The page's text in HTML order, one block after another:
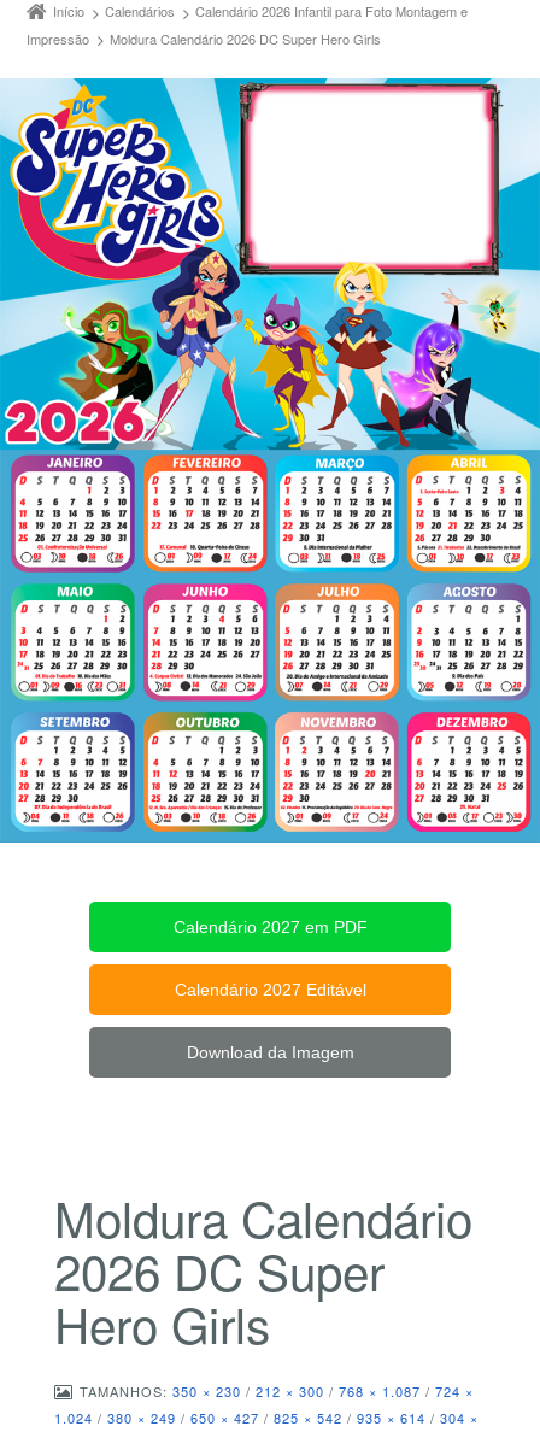
Início Calendários
Calendário 2026 Infantil para Foto Montagem e
Impressão
Moldura Calendário 2026 DC Super Hero Girls
Calendário 2027 em PDF
Calendário 2027 Editável
Download da Imagem
Moldura Calendário
2026 DC Super
Hero Girls
TAMANHOS: 350 × 230 / 212 × 300 / 768 × 1.087 / 724 ×
1.024 / 380 × 249 / 650 × 427 / 825 × 542 / 935 × 614 / 304 ×